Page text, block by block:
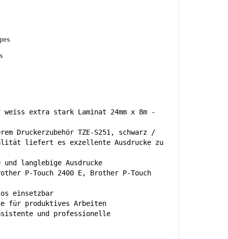
extra stark Laminat 24mm x 8m -
Druckerzubehör TZE-S251, schwarz /
liefert es exzellente Ausdrucke zu
langlebige Ausdrucke
P-Touch 2400 E, Brother P-Touch
einsetzbar
für produktives Arbeiten
und professionelle